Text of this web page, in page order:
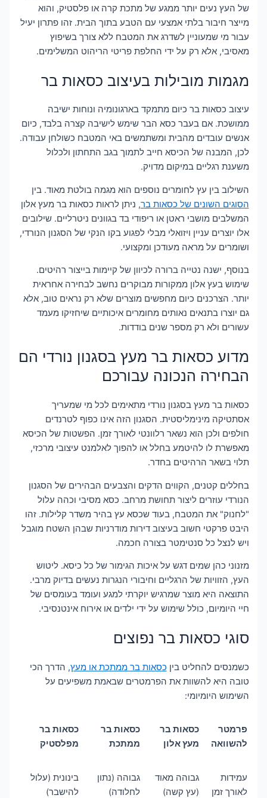
של העץ נעים יותר ממגע של מתכת קרה או פלסטיק, והוא
מייצר חיבור בלתי אמצעי עם הטבע בתוך הבית. זהו פתרון יעיל
עבור מי שמעוניין לשדרג את המטבח ללא צורך בשיפוץ
מאסיבי, אלא רק על ידי החלפת פריטי הריהוט המשלימים.
מגמות מובילות בעיצוב כסאות בר
עיצוב כסאות בר כיום מתמקד בארגונומיה ונוחות ישיבה
ממושכת. אם בעבר כסא הבר שימש לישיבה קצרה בלבד, כיום
אנשים עובדים מהבית ומשתמשים באי המטבח כשולחן עבודה.
לכן, המבנה של הכיסא חייב לתמוך בגב התחתון ולכלול
משענת רגליים במיקום מדויק.
השילוב בין עץ לחומרים נוספים הוא מגמה בולטת מאוד. בין
הסוגים השונים של כסאות בר, ניתן לראות כסאות בר מעץ אלון
המשלבים מושבי ראטן או ריפודי בד בגוונים ניטרליים. שילובים
אלו יוצרים עניין ויזואלי מבלי לפגוע בקו הנקי של הסגנון הנורדי,
ושומרים על מראה מעודכן ומקצועי.
בנוסף, ישנה נטייה ברורה לכיוון של קיימות בייצור רהיטים.
שימוש בעץ אלון ממקורות מבוקרים נחשב לבחירה אחראית
יותר. הצרכנים כיום מחפשים מוצרים שלא רק נראים טוב, אלא
גם יוצרו בתנאים נאותים מחומרים איכותיים שיחזיקו מעמד
עשורים ולא רק מספר שנים בודדות.
מדוע כסאות בר מעץ בסגנון נורדי הם
הבחירה הנכונה עבורכם
כסאות בר מעץ בסגנון נורדי מתאימים לכל מי שמעריך
אסתטיקה מינימליסטית. הסגנון הזה אינו כפוף לטרנדים
חולפים ולכן הוא נשאר רלוונטי לאורך זמן. הפשטות של הכיסא
מאפשרת לו להיטמע בחלל או להפוך לאלמנט עיצובי מרכזי,
תלוי בשאר הרהיטים בחדר.
בחללים קטנים, הקווים הדקים והצבעים הבהירים של הסגנון
הנורדי עוזרים ליצור תחושת מרחב. כסא מסיבי וכהה עלול
"לחנוק" את המטבח, בעוד שכסא עץ בהיר משדר קלילות. זהו
היבט פרקטי חשוב בעיצוב דירות מודרניות שבהן השטח מוגבל
ויש לנצל כל סנטימטר בצורה חכמה.
מזנוני כהן שמים דגש על איכות הגימור של כל כיסא. ליטוש
העץ, הזוויות של הרגליים וחיבורי הנגרות נעשים בדיוק מרבי.
התוצאה היא מוצר שמרגיש יוקרתי למגע ועומד בעומסים של
חיי היומיום, כולל שימוש על ידי ילדים או אירוח אינטנסיבי.
סוגי כסאות בר נפוצים
כשמנסים להחליט בין כסאות בר ממתכת או מעץ, הדרך הכי
טובה היא להשוות את הפרמטרים שבאמת משפיעים על
השימוש היומיומי:
פרמטר
להשוואה
כסאות בר
מעץ אלון
כסאות בר
ממתכת
כסאות בר
מפלסטיק
עמידות
לאורך זמן
גבוהה מאוד
(עץ קשה)
גבוהה (נתון
לחלודה)
בינונית (עלול
להישבר)